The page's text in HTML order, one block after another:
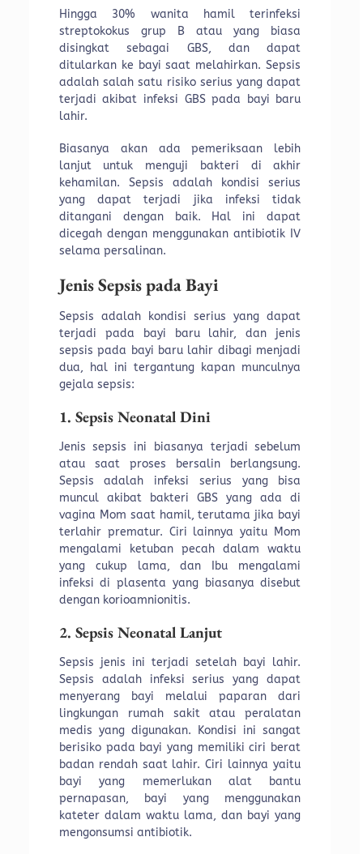
Hingga 30% wanita hamil terinfeksi
streptokokus grup B atau yang biasa
disingkat sebagai GBS, dan dapat
ditularkan ke bayi saat melahirkan. Sepsis
adalah salah satu risiko serius yang dapat
terjadi akibat infeksi GBS pada bayi baru
lahir.
Biasanya akan ada pemeriksaan lebih
lanjut untuk menguji bakteri di akhir
kehamilan. Sepsis adalah kondisi serius
yang dapat terjadi jika infeksi tidak
ditangani dengan baik. Hal ini dapat
dicegah dengan menggunakan antibiotik IV
selama persalinan.
Jenis Sepsis pada Bayi
Sepsis adalah kondisi serius yang dapat
terjadi pada bayi baru lahir, dan jenis
sepsis pada bayi baru lahir dibagi menjadi
dua, hal ini tergantung kapan munculnya
gejala sepsis:
1. Sepsis Neonatal Dini
Jenis sepsis ini biasanya terjadi sebelum
atau saat proses bersalin berlangsung.
Sepsis adalah infeksi serius yang bisa
muncul akibat bakteri GBS yang ada di
vagina Mom saat hamil, terutama jika bayi
terlahir prematur. Ciri lainnya yaitu Mom
mengalami ketuban pecah dalam waktu
yang cukup lama, dan Ibu mengalami
infeksi di plasenta yang biasanya disebut
dengan korioamnionitis.
2. Sepsis Neonatal Lanjut
Sepsis jenis ini terjadi setelah bayi lahir.
Sepsis adalah infeksi serius yang dapat
menyerang bayi melalui paparan dari
lingkungan rumah sakit atau peralatan
medis yang digunakan. Kondisi ini sangat
berisiko pada bayi yang memiliki ciri berat
badan rendah saat lahir. Ciri lainnya yaitu
bayi yang memerlukan alat bantu
pernapasan, bayi yang menggunakan
kateter dalam waktu lama, dan bayi yang
mengonsumsi antibiotik.